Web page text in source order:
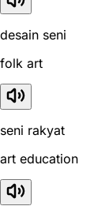
desain seni
folk art
seni rakyat
art education